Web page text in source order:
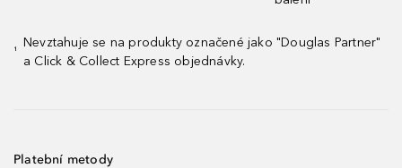
¹
Nevztahuje se na produkty označené jako "Douglas Partner"
a Click & Collect Express objednávky.
Platební metody